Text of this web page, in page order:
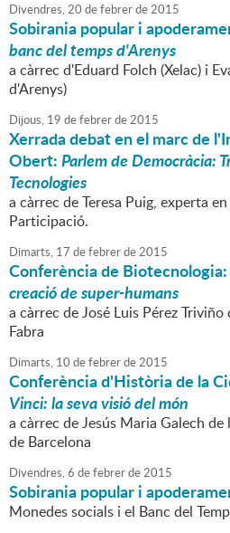
Divendres,20 defebrerde2015
Sobirania popular i
banc del temps d'Arenys
a càrrec d'Eduard Folch (Xelac) i
d'Arenys)
Dijous, 19 defebrerde2015
Xerrada debat en el marc de
Obert:Parlem de Democràcia:
Tecnologies
a càrrec de Teresa Puig, experta
Participació.
Dimarts, 17 defebrerde2015
Conferència de Biotecnologia:
creació de super-humans
a càrrec de José Luis Pérez
Fabra
Dimarts, 10 defebrerde2015
Conferència d'Història de la
Vinci: la seva visió del món
a càrrec de Jesús Maria Galech
de Barcelona
Divendres,6 defebrerde2015
Sobirania popular i
Monedes socials i el Banc del